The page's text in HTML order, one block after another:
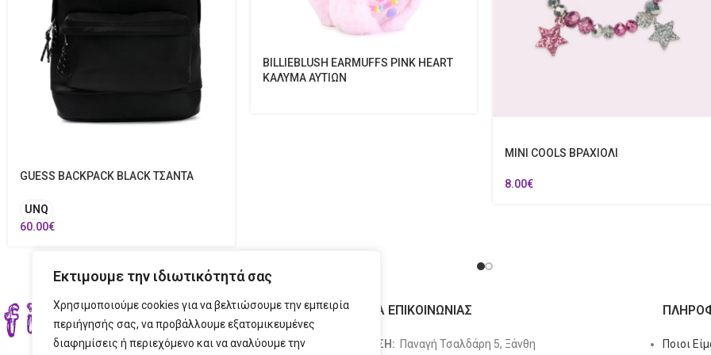
Εκτιμουμε την ιδιωτικότητά σας
Χρησιμοποιούμε cookies για να βελτιώσουμε την εμπειρία
περιήγησής σας, να προβάλλουμε εξατομικευμένες
διαφημίσεις ή περιεχόμενο και να αναλύουμε την
GUESS BACKPACK BLACK ΤΣΑΝΤΑ
UNQ
60.00€
BILLIEBLUSH EARMUFFS PINK HEART
ΚΑΛΥΜΑ ΑΥΤΙΩΝ
MINI COOLS ΒΡΑΧΙΟΛΙ
8.00€
ΣΤΟΙΧΕΙΑ ΕΠΙΚΟΙΝΩΝΙΑΣ
ΔΙΕΥΘΥΝΣΗ: Παναγή Τσαλδάρη 5, Ξάνθη
Ποιοι